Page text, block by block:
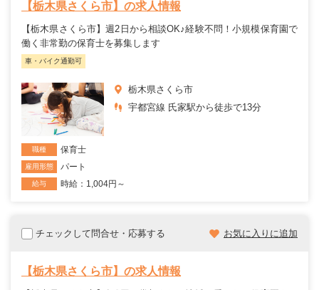
【栃木県さくら市】の求人情報
【栃木県さくら市】週2日から相談OK♪経験不問！小規模保育園で
働く非常勤の保育士を募集します
車・バイク通勤可
栃木県さくら市
宇都宮線 氏家駅から徒歩で13分
職種 保育士
雇用形態 パート
給与 時給：1,004円～
チェックして問合せ・応募する お気に入りに追加
【栃木県さくら市】の求人情報